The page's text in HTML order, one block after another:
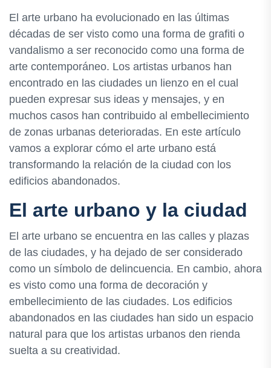
El arte urbano ha evolucionado en las últimas
décadas de ser visto como una forma de grafiti o
vandalismo a ser reconocido como una forma de
arte contemporáneo. Los artistas urbanos han
encontrado en las ciudades un lienzo en el cual
pueden expresar sus ideas y mensajes, y en
muchos casos han contribuido al embellecimiento
de zonas urbanas deterioradas. En este artículo
vamos a explorar cómo el arte urbano está
transformando la relación de la ciudad con los
edificios abandonados.
El arte urbano y la ciudad
El arte urbano se encuentra en las calles y plazas
de las ciudades, y ha dejado de ser considerado
como un símbolo de delincuencia. En cambio, ahora
es visto como una forma de decoración y
embellecimiento de las ciudades. Los edificios
abandonados en las ciudades han sido un espacio
natural para que los artistas urbanos den rienda
suelta a su creatividad.